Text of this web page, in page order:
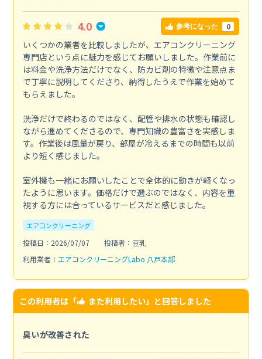
4.0 参考になった 0
いくつかの業者を比較しましたが、エアコンクリーニング
専門店という点に魅力を感じてお願いしました。作業前に
は料金や洗浄方法だけでなく、防カビ剤の特徴や注意点ま
で丁寧に説明してくださり、納得したうえで作業を始めて
もらえました。
洗浄だけで終わるのではなく、配管や排水の状態も確認し
ながら進めてくださるので、専門知識の豊富さを実感しま
す。作業後は風量が戻り、部屋が冷えるまでの時間も以前
より短く感じました。
室外機も一緒にお願いしたことで全体的に動きが軽くなっ
たように思います。価格だけで選ぶのではなく、内容を重
視する方には合っているサービスだと感じました。
エアコンクリーニング
投稿日：2026/07/07
投稿者：豆乳
利用業者： エアコンクリーニングLabo 八戸本部
この利用者は「 また利用したい」と回答しました
臭いが改善された